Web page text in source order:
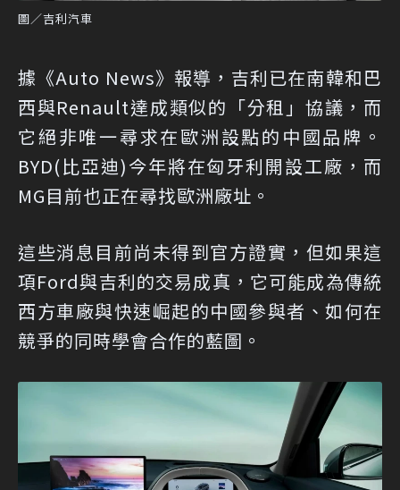
圖／吉利汽車
據《Auto News》報導，吉利已在南韓和巴
西與Renault達成類似的「分租」協議，而
它絕非唯一尋求在歐洲設點的中國品牌。
BYD(比亞迪)今年將在匈牙利開設工廠，而
MG目前也正在尋找歐洲廠址。
這些消息目前尚未得到官方證實，但如果這
項Ford與吉利的交易成真，它可能成為傳統
西方車廠與快速崛起的中國參與者、如何在
競爭的同時學會合作的藍圖。